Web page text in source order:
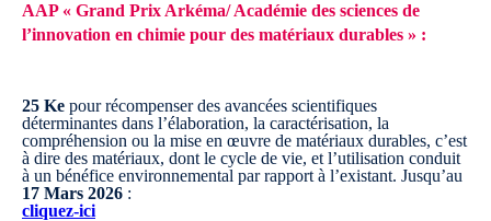
AAP « Grand Prix Arkéma/ Académie des sciences de
l’innovation en chimie pour des matériaux durables » :
25 Ke pour récompenser des avancées scientifiques
déterminantes dans l’élaboration, la caractérisation, la
compréhension ou la mise en œuvre de matériaux durables, c’est
à dire des matériaux, dont le cycle de vie, et l’utilisation conduit
à un bénéfice environnemental par rapport à l’existant. Jusqu’au
17 Mars 2026 :
cliquez-ici